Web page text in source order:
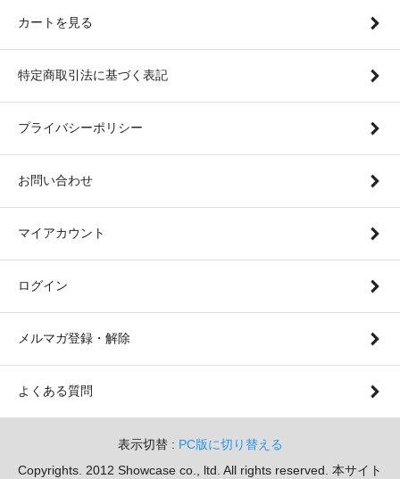
カートを見る
特定商取引法に基づく表記
プライバシーポリシー
お問い合わせ
マイアカウント
ログイン
メルマガ登録・解除
よくある質問
表示切替 : PC版に切り替える
Copyrights. 2012 Showcase co., ltd. All rights reserved. 本サイト